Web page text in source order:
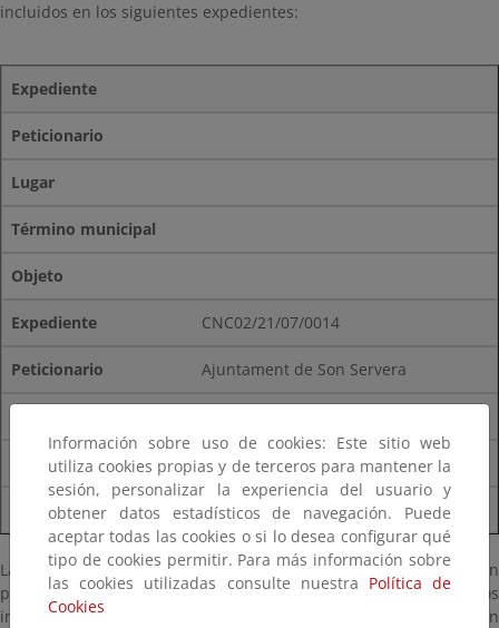
incluidos en los siguientes expedientes:
Expediente
Peticionario
Lugar
Término municipal
Objeto
CNC02/21/07/0014
Ajuntament de Son Servera
Son Servera
paseos marítimos
La documentación estará a disposición del público durante un
plazo de VEINTE (20) DÍAS HÁBILES (plazo durante el cual los
interesados podrán formular las alegaciones que estimen
Información sobre uso de cookies: Este sitio web
utiliza cookies propias y de terceros para mantener la
sesión, personalizar la experiencia del usuario y
obtener datos estadísticos de navegación. Puede
aceptar todas las cookies o si lo desea configurar qué
tipo de cookies permitir. Para más información sobre
las cookies utilizadas consulte nuestra Política de
Cookies